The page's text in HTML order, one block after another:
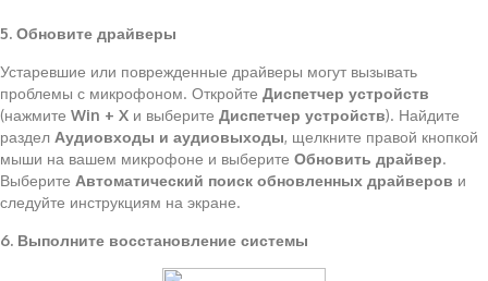
5. Обновите драйверы
Устаревшие или поврежденные драйверы могут вызывать
проблемы с микрофоном. Откройте Диспетчер устройств
(нажмите Win + X и выберите Диспетчер устройств). Найдите
раздел Аудиовходы и аудиовыходы, щелкните правой кнопкой
мыши на вашем микрофоне и выберите Обновить драйвер.
Выберите Автоматический поиск обновленных драйверов и
следуйте инструкциям на экране.
6. Выполните восстановление системы